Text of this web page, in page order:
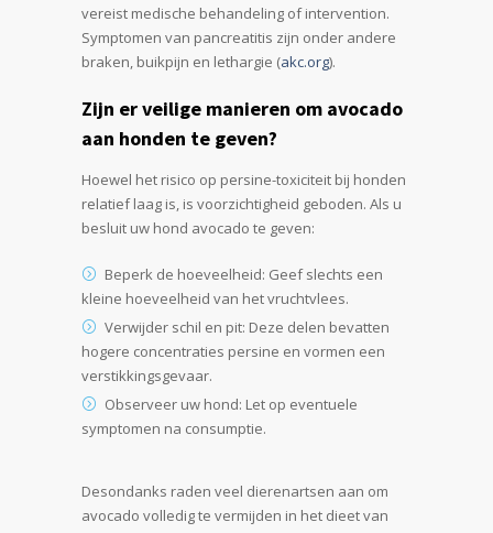
vereist medische behandeling of intervention.
Symptomen van pancreatitis zijn onder andere
braken, buikpijn en lethargie (akc.org).
Zijn er veilige manieren om avocado
aan honden te geven?
Hoewel het risico op persine-toxiciteit bij honden
relatief laag is, is voorzichtigheid geboden. Als u
besluit uw hond avocado te geven:
Beperk de hoeveelheid: Geef slechts een
kleine hoeveelheid van het vruchtvlees.
Verwijder schil en pit: Deze delen bevatten
hogere concentraties persine en vormen een
verstikkingsgevaar.
Observeer uw hond: Let op eventuele
symptomen na consumptie.
Desondanks raden veel dierenartsen aan om
avocado volledig te vermijden in het dieet van